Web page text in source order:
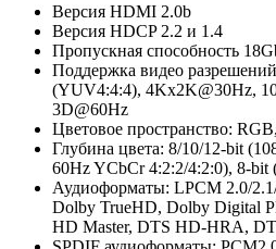
Версия HDMI 2.0b
Версия HDCP 2.2 и 1.4
Пропускная способность
Поддержка видео
(YUV4:4:4), 4Kx2K@30Hz,
3D@60Hz
Цветовое пространство:
Глубина цвета: 8/10/12-bit
60Hz YCbCr 4:2:2/4:2:0), 8-bit
Аудиоформаты: LPCM 2.0/
Dolby TrueHD, Dolby Digital
HD Master, DTS HD-HRA,